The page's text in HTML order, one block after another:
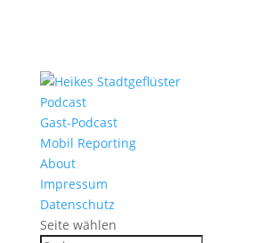
Podcast
Gast-Podcast
Mobil Reporting
About
Impressum
Datenschutz
Seite wählen